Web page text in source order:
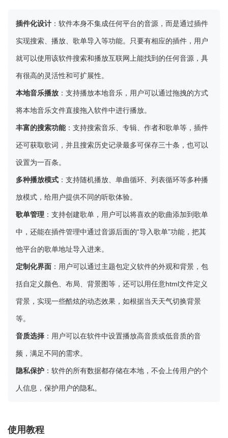
插件化设计 ：软件本身不集成任何平台的音源，而是通过插件
实现搜索、播放、歌单导入等功能。只要有相应的插件，用户
就可以使用该软件搜索和播放互联网上能找到的任何音源，具
有很高的灵活性和可扩展性。
本地音乐播放 ：支持播放本地音乐，用户可以通过拖拽的方式
将本地音乐文件直接拖入软件中进行播放。
丰富的搜索功能：支持搜索音乐、专辑、作者和歌单等，插件
还可获取歌词，并且搜索历史记录最多可保存三十条，也可以
设置为一百条。
多种播放模式 ：支持随机播放、单曲循环、列表循环等多种播
放模式，给用户提供不同的听歌体验。
歌单管理 ：支持创建歌单，用户可以将喜欢的歌曲添加到歌单
中，还能在插件管理中通过音源后面的“导入歌单”功能，把其
他平台的歌单地址导入进来。
定制化界面 ：用户可以通过主题包定义软件的外观和背景，包
括自定义颜色、布局、背景图等，还可以用任意html文件定义
背景，实现一些酷炫的动态效果，如根据当天天气切换背景
等。
音质选择 ：用户可以在软件中设置播放高音质或低音质的音
频，满足不同的需求。
隐私保护 ：软件的所有数据都存储在本地，不会上传用户的个
人信息，保护用户的隐私。
使用教程